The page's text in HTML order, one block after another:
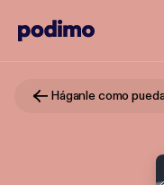
Háganle como